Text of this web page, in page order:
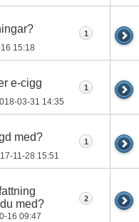
15:18
1
e-cigg
03-31 14:35
1
med?
11-28 15:51
1
med?
16 09:47
2